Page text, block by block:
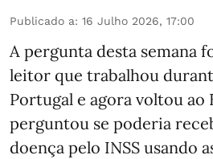
Publicado a: 16 Julho 2026, 17:00
A pergunta desta semana
leitor que trabalhou
Portugal e agora voltou ao
perguntou se poderia
doença pelo INSS usando